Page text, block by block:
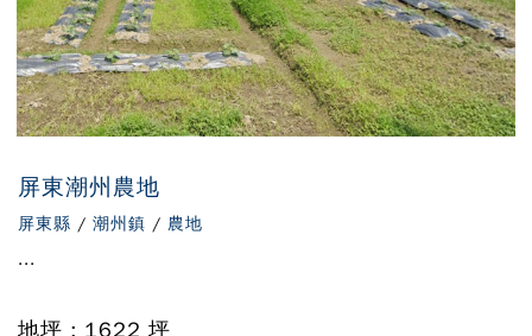
屏東潮州農地
屏東縣 / 潮州鎮 / 農地
...
地坪 : 1622 坪